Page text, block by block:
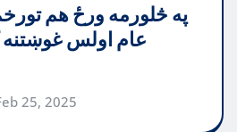
په څلورمه ورځ هم
عام اولس
25, 2025